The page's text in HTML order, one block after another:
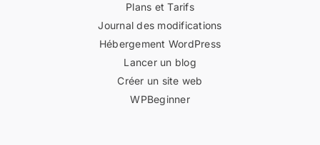
Plans et Tarifs
Journal des modifications
Hébergement WordPress
Lancer un blog
Créer un site web
WPBeginner